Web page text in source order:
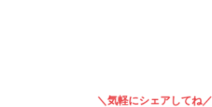
＼気軽にシェアしてね／